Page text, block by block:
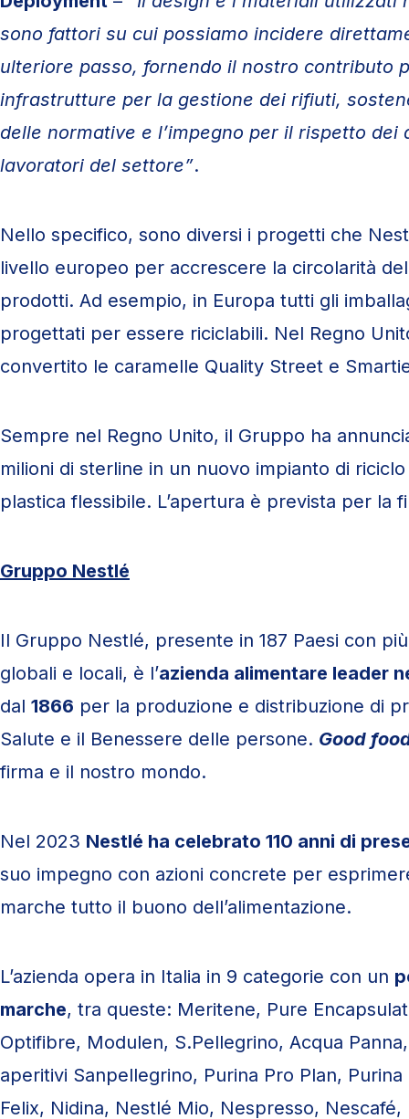
sono fattori su cui possiamo incidere
ulteriore passo, fornendo il nostro contributo
infrastrutture per la gestione dei rifiuti,
delle normative e l’impegno per il rispetto dei
lavoratori del settore”.
Nello specifico, sono diversi i progetti che
livello europeo per accrescere la circolarità
prodotti. Ad esempio, in Europa tutti gli
progettati per essere riciclabili. Nel Regno
convertito le caramelle Quality Street e
Sempre nel Regno Unito, il Gruppo ha
milioni di sterline in un nuovo impianto di
plastica flessibile. L’apertura è prevista per la
Gruppo Nestlé
Il Gruppo Nestlé, presente in 187 Paesi con
globali e locali, è l’azienda alimentare leader
dal 1866 per la produzione e distribuzione di
Salute e il Benessere delle persone. Good
firma e il nostro mondo.
Nel 2023 Nestlé ha celebrato 110 anni di
suo impegno con azioni concrete per
marche tutto il buono dell’alimentazione.
L’azienda opera in Italia in 9 categorie con un
marche, tra queste: Meritene, Pure
Optifibre, Modulen, S.Pellegrino, Acqua
aperitivi Sanpellegrino, Purina Pro Plan,
Felix, Nidina, Nestlé Mio, Nespresso,